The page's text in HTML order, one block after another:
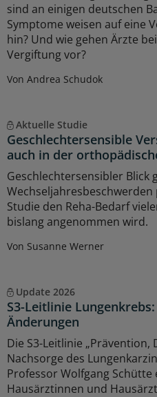
sind an einigen deutschen
Symptome weisen auf eine
hin? Und wie gehen Ärzte
Vergiftung vor?
Von Andrea Schudok
Aktuelle Studie
Geschlechtersensible
auch in der
Geschlechtersensibler Blick
Studie den Reha-Bedarf
bislang angenommen wird.
Von Susanne Werner
Update 2026
S3-Leitlinie
Änderungen
Die S3-Leitlinie
Nachsorge des
Professor Wolfgang
Hausärztinnen und